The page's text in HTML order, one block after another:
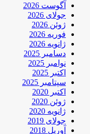
آگوست 2026
جولای 2026
ژوئن 2026
فوریه 2026
ژانویه 2026
دسامبر 2025
نوامبر 2025
اکتبر 2025
سپتامبر 2025
اکتبر 2020
ژوئن 2020
ژانویه 2020
جولای 2019
آوریل 2018